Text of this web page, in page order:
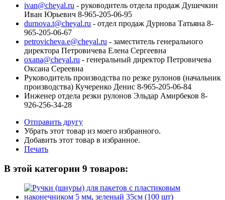
ivan@cheyal.ru - руководитель отдела продаж Душечкин
Иван Юрьевич 8-965-205-06-95
durnova.t@cheyal.ru - отдел продаж Дурнова Татьяна 8-
965-205-06-67
petrovicheva.e@cheyal.ru - заместитель генерального
директора Петровичева Елена Сергеевна
oxana@cheyal.ru - генеральный директор Петровичева
Оксана Сереевна
Руководитель производства по резке рулонов (начальник
производства) Кучеренко Денис 8-965-205-06-84
Инженер отдела резки рулонов Эльдар Амирбеков 8-
926-256-34-28
Отправить другу
Убрать этот товар из моего избранного.
Добавить этот товар в избранное.
Печать
В этой категории 9 товаров: